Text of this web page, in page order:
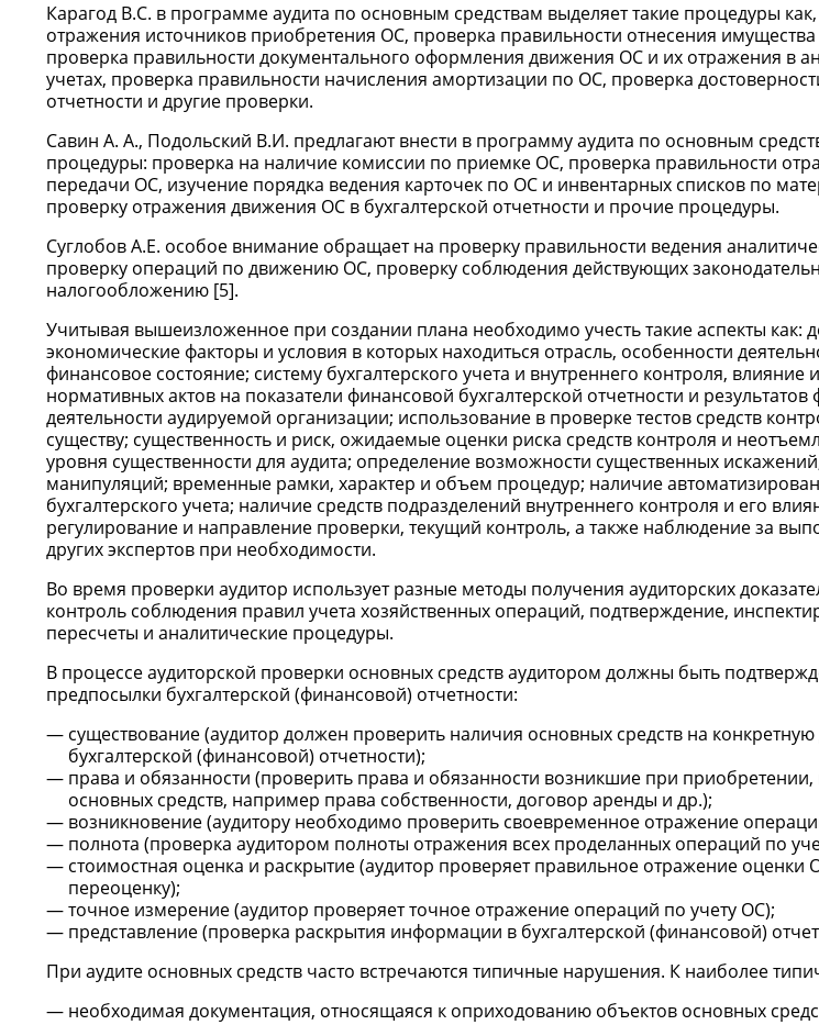
Карагод В.С. в программе аудита по основным средствам выделяет такие процедуры
отражения источников приобретения ОС, проверка правильности отнесения
проверка правильности документального оформления движения ОС и их отражения в
учетах, проверка правильности начисления амортизации по ОС, проверка
отчетности и другие проверки.
Савин А. А., Подольский В.И. предлагают внести в программу аудита по основным
процедуры: проверка на наличие комиссии по приемке ОС, проверка правильности
передачи ОС, изучение порядка ведения карточек по ОС и инвентарных списков по
проверку отражения движения ОС в бухгалтерской отчетности и прочие процедуры.
Суглобов А.Е. особое внимание обращает на проверку правильности ведения
проверку операций по движению ОС, проверку соблюдения действующих
налогообложению [5].
Учитывая вышеизложенное при создании плана необходимо учесть такие аспекты как:
экономические факторы и условия в которых находиться отрасль, особенности
финансовое состояние; систему бухгалтерского учета и внутреннего контроля, влияние
нормативных актов на показатели финансовой бухгалтерской отчетности и
деятельности аудируемой организации; использование в проверке тестов средств
существу; существенность и риск, ожидаемые оценки риска средств контроля и
уровня существенности для аудита; определение возможности существенных
манипуляций; временные рамки, характер и объем процедур; наличие
бухгалтерского учета; наличие средств подразделений внутреннего контроля и его
регулирование и направление проверки, текущий контроль, а также наблюдение за
других экспертов при необходимости.
Во время проверки аудитор использует разные методы получения аудиторских
контроль соблюдения правил учета хозяйственных операций, подтверждение,
пересчеты и аналитические процедуры.
В процессе аудиторской проверки основных средств аудитором должны быть
предпосылки бухгалтерской (финансовой) отчетности:
существование (аудитор должен проверить наличия основных средств на
бухгалтерской (финансовой) отчетности);
права и обязанности (проверить права и обязанности возникшие при
основных средств, например права собственности, договор аренды и др.);
возникновение (аудитору необходимо проверить своевременное отражение
полнота (проверка аудитором полноты отражения всех проделанных операций по
стоимостная оценка и раскрытие (аудитор проверяет правильное отражение
переоценку);
точное измерение (аудитор проверяет точное отражение операций по учету ОС);
представление (проверка раскрытия информации в бухгалтерской (финансовой)
При аудите основных средств часто встречаются типичные нарушения. К наиболее
необходимая документация, относящаяся к оприходованию объектов основных